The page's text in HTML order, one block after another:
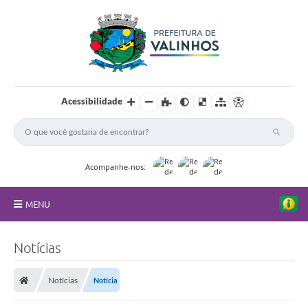
Acessibilidade
Acompanhe-nos:
MENU
Notícias
Notícias Notícia